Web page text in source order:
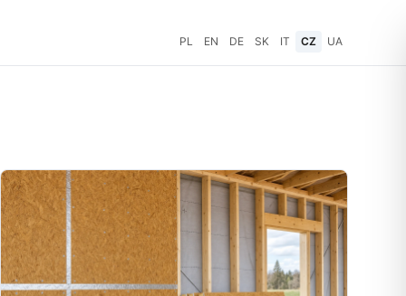
PL EN DE SK IT CZ UA